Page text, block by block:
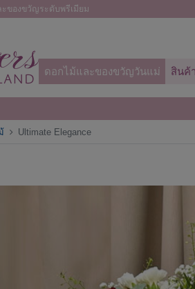
ของขวัญระดับพรีเมียม
ดอกไม้และของขวัญวันแม่ สินค้
Ultimate Elegance